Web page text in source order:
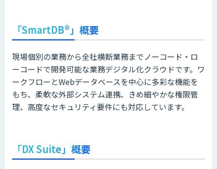
「SmartDB®︎」概要
現場個別の業務から全社横断業務までノーコード・ロ
ーコードで開発可能な業務デジタル化クラウドです。ワ
ークフローとWebデータベースを中心に多彩な機能を
もち、柔軟な外部システム連携、きめ細やかな権限管
理、高度なセキュリティ要件にも対応しています。
「DX Suite」概要